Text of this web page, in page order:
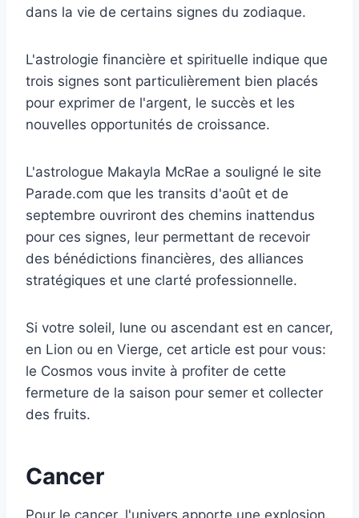
dans la vie de certains signes du zodiaque.
L'astrologie financière et spirituelle indique que
trois signes sont particulièrement bien placés
pour exprimer de l'argent, le succès et les
nouvelles opportunités de croissance.
L'astrologue Makayla McRae a souligné le site
Parade.com que les transits d'août et de
septembre ouvriront des chemins inattendus
pour ces signes, leur permettant de recevoir
des bénédictions financières, des alliances
stratégiques et une clarté professionnelle.
Si votre soleil, lune ou ascendant est en cancer,
en Lion ou en Vierge, cet article est pour vous:
le Cosmos vous invite à profiter de cette
fermeture de la saison pour semer et collecter
des fruits.
Cancer